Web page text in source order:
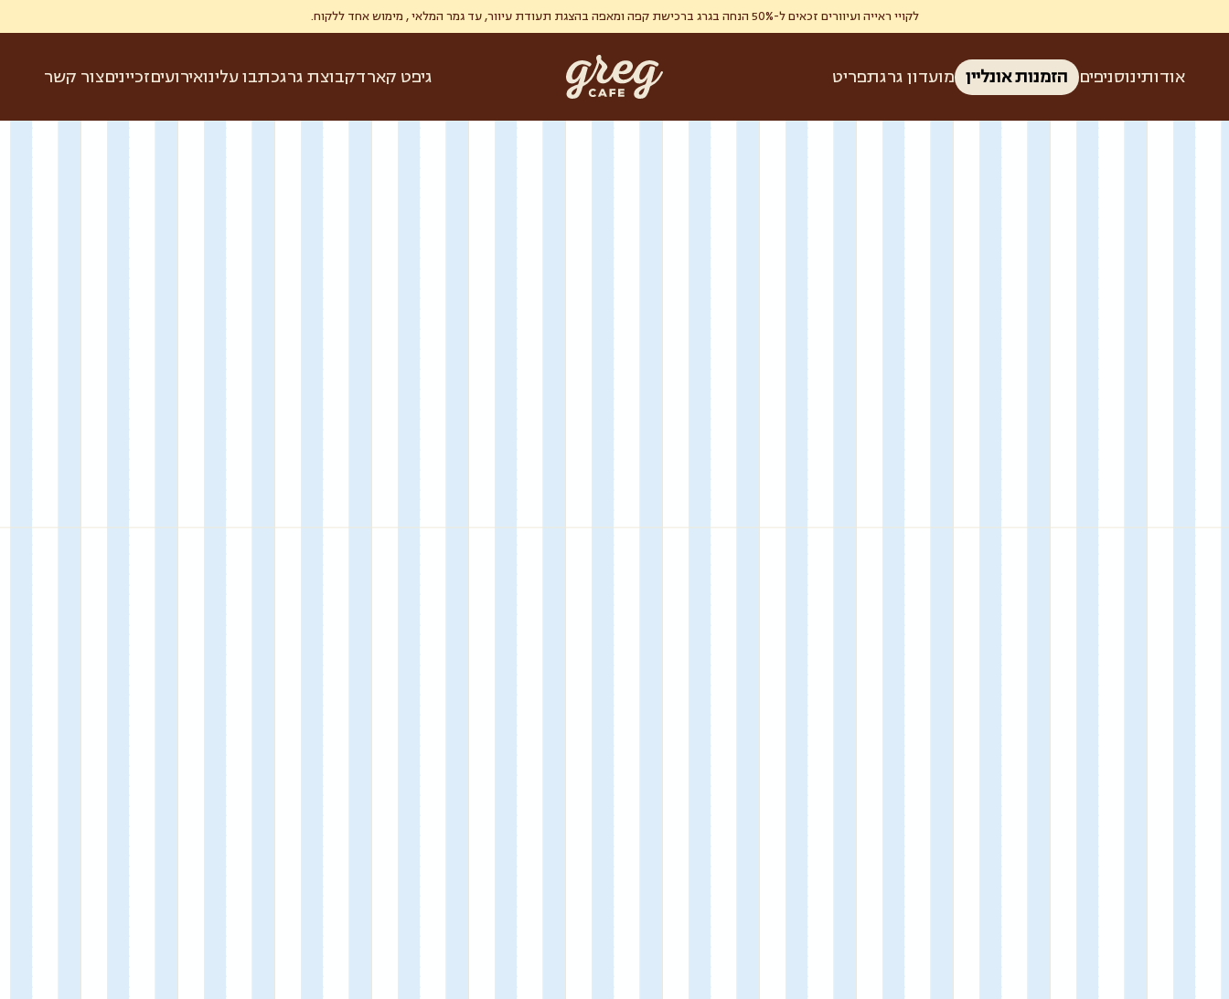
לקויי ראייה ועיוורים זכאים ל-50% הנחה בגרג ברכישת קפה ומאפה בהצגת תעודת עיוור, עד גמר המלאי , מימוש אחד ללקוח.
אודותינוסניפים הזמנות אונליין מועדון גרגתפריט גיפט קארדקבוצת גרגכתבו עלינואירועיםזכייניםצור קשר